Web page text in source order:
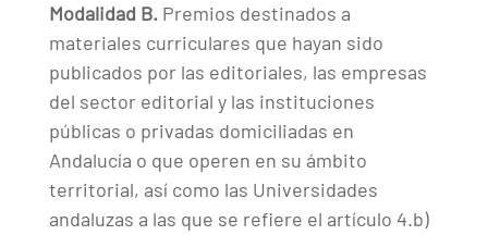
Modalidad B.Premios destinados a
materiales curriculares que hayan sido
publicados por las editoriales, las empresas
del sector editorial y las instituciones
públicas o privadas domiciliadas en
Andalucía o que operen en su ámbito
territorial, así como las Universidades
andaluzas a las que se refiere el artículo 4.b)